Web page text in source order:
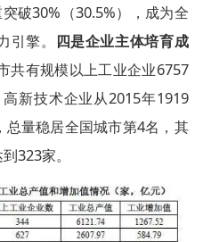
破30%（30.5%），成为全
擎。
四是企业主体培育成
共有规模以上工业企业6757
新技术企业从2015年1919
量稳居全国城市第4名，其
323家。